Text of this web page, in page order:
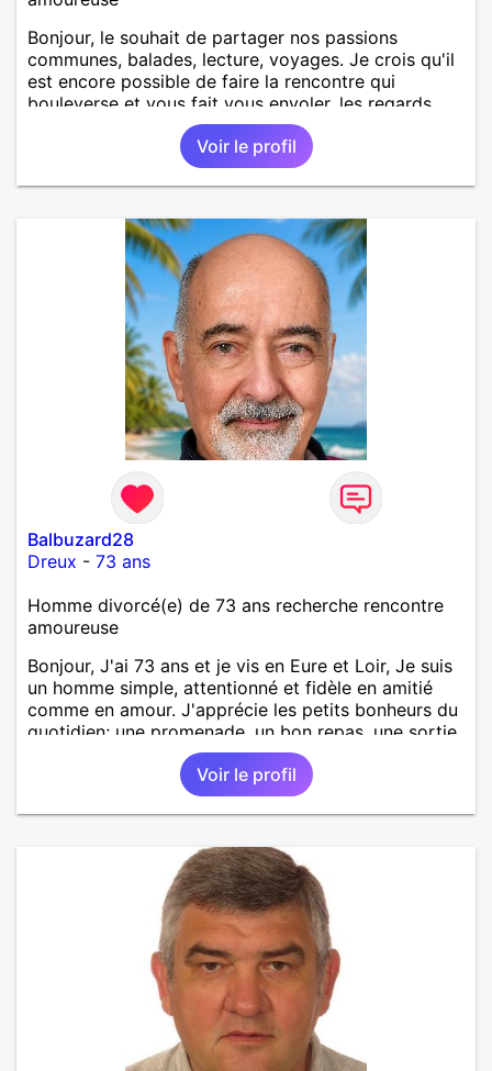
Bonjour, le souhait de partager nos passions
communes, balades, lecture, voyages. Je crois qu'il
est encore possible de faire la rencontre qui
bouleverse et vous fait vous envoler, les regards
complices, les mots et les silences qui apaisent,
Alors si comme moi tu as la même vision, parlons-
Voir le profil
Balbuzard28
Dreux - 73 ans
Homme divorcé(e) de 73 ans recherche rencontre
amoureuse
Bonjour, J'ai 73 ans et je vis en Eure et Loir, Je suis
un homme simple, attentionné et fidèle en amitié
comme en amour. J'apprécie les petits bonheurs du
quotidien; une promenade, un bon repas, une sortie,
une discision agréable ou un moment de détente à
deux. Je souhaite rencontrer une femme douce,
honnête et bienveillante, avec qui partager des
moments de complicité, de rire et de confiance. Je
une belle amitié et qu'il n'est jamais trop tard pour
écrire une nouvelle histoire. Si vous aimez les
échanges sincères, les valeurs de respect et de
simplicité, nous pourrions faire connaissance autour
d'un café suivi d'une balade, sans précipitation et
laisser le temps faire le reste. Au plaisir de vous lire.
Voir le profil